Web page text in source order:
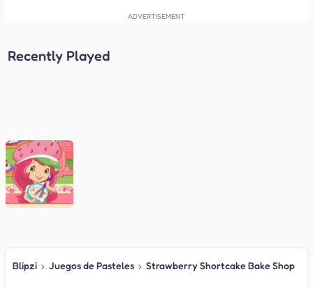
Recently Played
Blipzi › Juegos de Pasteles › Strawberry Shortcake Bake Shop